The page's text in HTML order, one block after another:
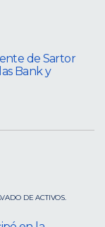
de Sartor
Bank y
DE ACTIVOS.